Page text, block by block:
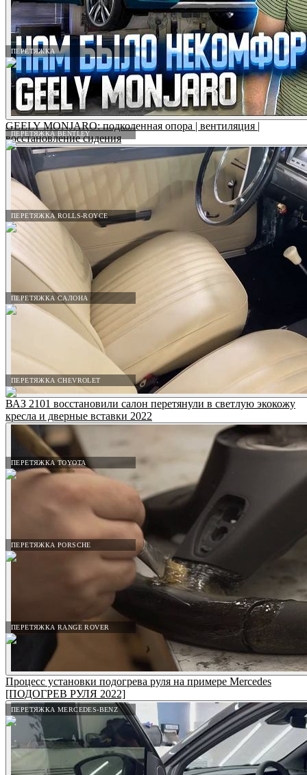
ПЕРЕТЯЖКА
ПЕРЕТЯЖКА BENTLEY
ПЕРЕТЯЖКА ROLLS-ROYCE
ПЕРЕТЯЖКА САЛОНА
ПЕРЕТЯЖКА CHEVROLET
ПЕРЕТЯЖКА TOYOTA
ПЕРЕТЯЖКА PORSCHE
ПЕРЕТЯЖКА RANGE ROVER
ПЕРЕТЯЖКА MERCEDES-BENZ
GEELY MONJARO: подколенная опора | вентиляция |
восстановление сидения
ВАЗ 2101 восстановили салон перетянули в светлую экокожу
кресла и дверные вставки 2022
Процесс установки подогрева руля на примере Mercedes
[ПОДОГРЕВ РУЛЯ 2022]